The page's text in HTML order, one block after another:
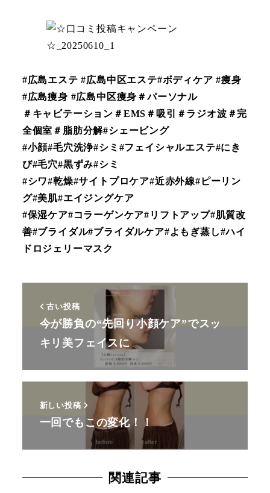
#広島エステ #広島中区エステ#ボディケア #痩身
#広島痩身 #広島中区痩身＃パーソナル
＃キャビテーション＃EMS＃吸引＃ラジオ波＃完
全個室＃脂肪分解#シェービング
#小顔#毛穴洗浄#シミ#フェイシャルエステ#にき
び#毛穴#黒ずみ#シミ
#シワ#乾燥#サイトプロケア#近赤外線#ピーリン
グ#美肌#エイジングケア
#保湿ケア#コラーゲンケア#リフトアップ#肌質改
善#ブライダル#ブライダルケア#よもぎ蒸し#ハイ
ドロジェリーマスク
古い投稿
今が勝負の“先回り小顔ケア”でスッ
キリ美フェイスに
新しい投稿
一回でもこの変化！！
関連記事